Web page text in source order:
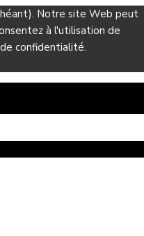
Notre site Web peut
à l'utilisation de
confidentialité.